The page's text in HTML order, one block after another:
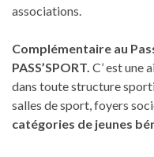
associations.
Complémentaire au
PASS’SPORT. C’ est une
dans toute structure
salles de sport, foyers
catégories de jeunes